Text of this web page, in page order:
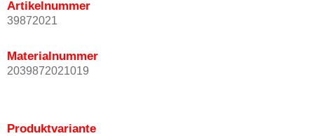
Artikelnummer
39872021
Materialnummer
2039872021019
Produktvariante